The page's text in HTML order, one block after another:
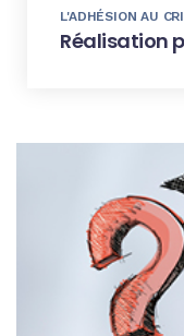
L'ADHÉSION AU
Réalisation